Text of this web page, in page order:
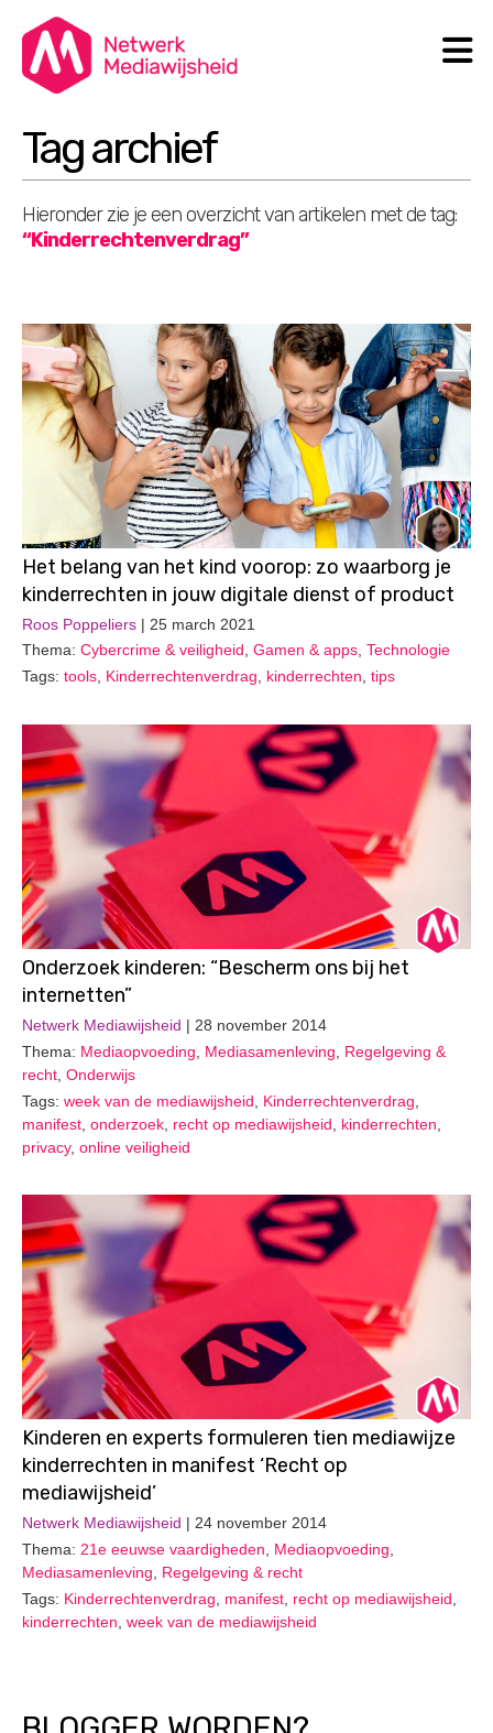
Search
Tag archief
Hieronder zie je een overzicht van artikelen met de tag:
“Kinderrechtenverdrag”
Het belang van het kind voorop: zo waarborg je
kinderrechten in jouw digitale dienst of product
Roos Poppeliers | 25 march 2021
Thema: Cybercrime & veiligheid, Gamen & apps, Technologie
Tags: tools, Kinderrechtenverdrag, kinderrechten, tips
Onderzoek kinderen: “Bescherm ons bij het
internetten”
Netwerk Mediawijsheid | 28 november 2014
Thema: Mediaopvoeding Mediasamenleving
Regelgeving &
recht Onderwijs
Tags: week van de mediawijsheid Kinderrechtenverdrag
manifest onderzoek recht op mediawijsheid kinderrechten
privacy, online veiligheid
Kinderen en experts formuleren tien mediawijze
kinderrechten in manifest ‘Recht op
mediawijsheid’
Netwerk Mediawijsheid | 24 november 2014
Thema: 21e eeuwse vaardigheden Mediaopvoeding
Mediasamenleving
Regelgeving & recht
Tags: Kinderrechtenverdrag manifest recht op mediawijsheid
kinderrechten week van de mediawijsheid